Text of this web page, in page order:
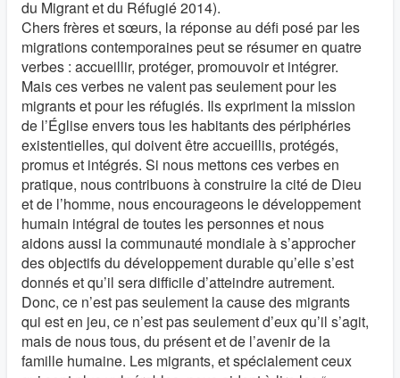
du Migrant et du Réfugié 2014).
Chers frères et sœurs, la réponse au défi posé par les
migrations contemporaines peut se résumer en quatre
verbes : accueillir, protéger, promouvoir et intégrer.
Mais ces verbes ne valent pas seulement pour les
migrants et pour les réfugiés. Ils expriment la mission
de l’Église envers tous les habitants des périphéries
existentielles, qui doivent être accueillis, protégés,
promus et intégrés. Si nous mettons ces verbes en
pratique, nous contribuons à construire la cité de Dieu
et de l’homme, nous encourageons le développement
humain intégral de toutes les personnes et nous
aidons aussi la communauté mondiale à s’approcher
des objectifs du développement durable qu’elle s’est
donnés et qu’il sera difficile d’atteindre autrement.
Donc, ce n’est pas seulement la cause des migrants
qui est en jeu, ce n’est pas seulement d’eux qu’il s’agit,
mais de nous tous, du présent et de l’avenir de la
famille humaine. Les migrants, et spécialement ceux